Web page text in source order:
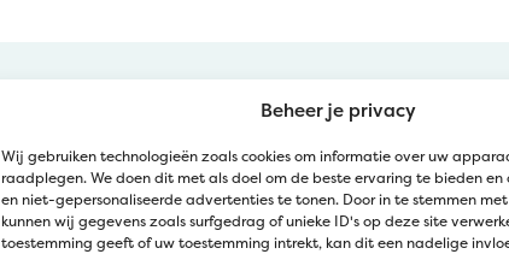
Beheer je privacy
Wij gebruiken technologieën zoals cookies om informatie over uw
raadplegen. We doen dit met als doel om de beste ervaring te bieden en
en niet-gepersonaliseerde advertenties te tonen. Door in te stemmen
kunnen wij gegevens zoals surfgedrag of unieke ID's op deze site
toestemming geeft of uw toestemming intrekt, kan dit een nadelige